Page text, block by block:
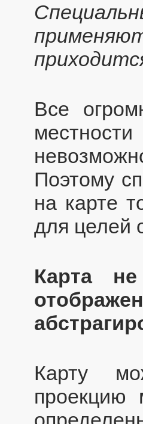
Все
Поэтому
на карте
для целей
Карта
Карту
проекцию